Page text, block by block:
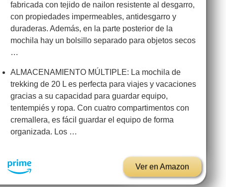
fabricada con tejido de nailon resistente al desgarro,
con propiedades impermeables, antidesgarro y
duraderas. Además, en la parte posterior de la
mochila hay un bolsillo separado para objetos secos
…
ALMACENAMIENTO MÚLTIPLE: La mochila de
trekking de 20 L es perfecta para viajes y vacaciones
gracias a su capacidad para guardar equipo,
tentempiés y ropa. Con cuatro compartimentos con
cremallera, es fácil guardar el equipo de forma
organizada. Los …
Ver en Amazon